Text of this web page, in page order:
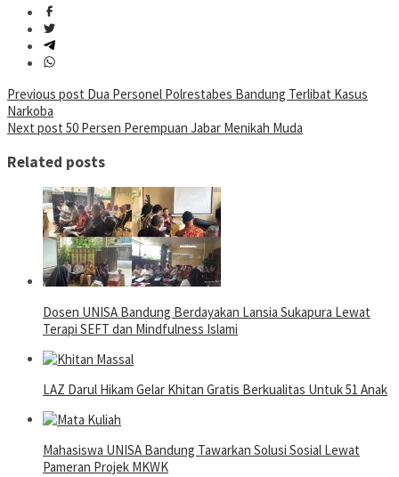
Post
navigation
Previous post Dua Personel Polrestabes Bandung Terlibat Kasus
Narkoba
Next post 50 Persen Perempuan Jabar Menikah Muda
Related posts
Dosen UNISA Bandung Berdayakan Lansia Sukapura Lewat
Terapi SEFT dan Mindfulness Islami
LAZ Darul Hikam Gelar Khitan Gratis Berkualitas Untuk 51 Anak
Mahasiswa UNISA Bandung Tawarkan Solusi Sosial Lewat
Pameran Projek MKWK